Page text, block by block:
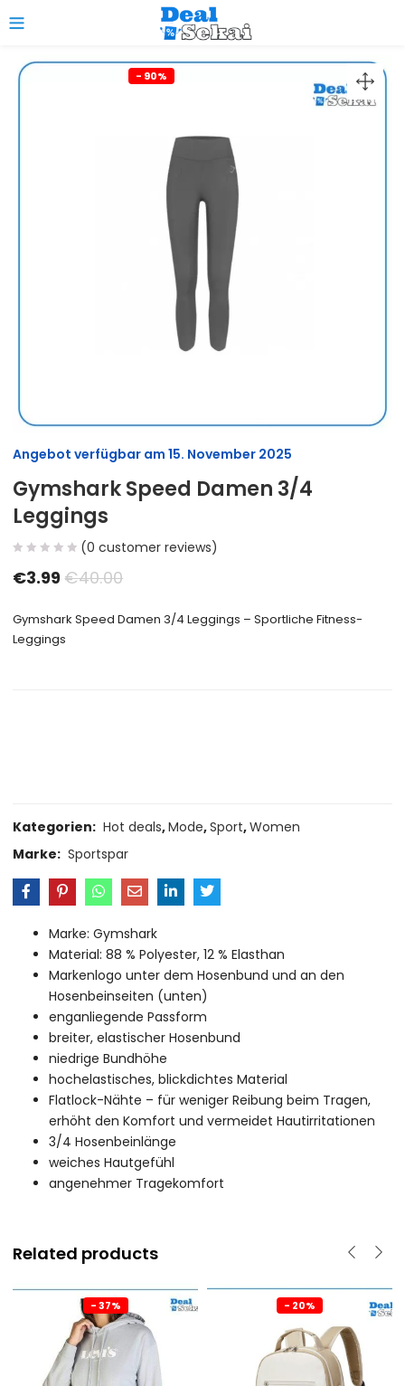
- 90%
Angebot verfügbar am15. November 2025
Gymshark Speed Damen 3/4
Leggings
(0 customer reviews)
€3.99€40.00
Gymshark Speed Damen 3/4 Leggings – Sportliche Fitness-
Leggings
Kategorien: Hot deals,Mode,Sport,Women
Marke: Sportspar
Marke: Gymshark
Material: 88 % Polyester, 12 % Elasthan
Markenlogo unter dem Hosenbund und an den
Hosenbeinseiten (unten)
enganliegende Passform
breiter, elastischer Hosenbund
niedrige Bundhöhe
hochelastisches, blickdichtes Material
Flatlock-Nähte – für weniger Reibung beim Tragen,
erhöht den Komfort und vermeidet Hautirritationen
3/4 Hosenbeinlänge
weiches Hautgefühl
angenehmer Tragekomfort
Related products
- 37% - 20%